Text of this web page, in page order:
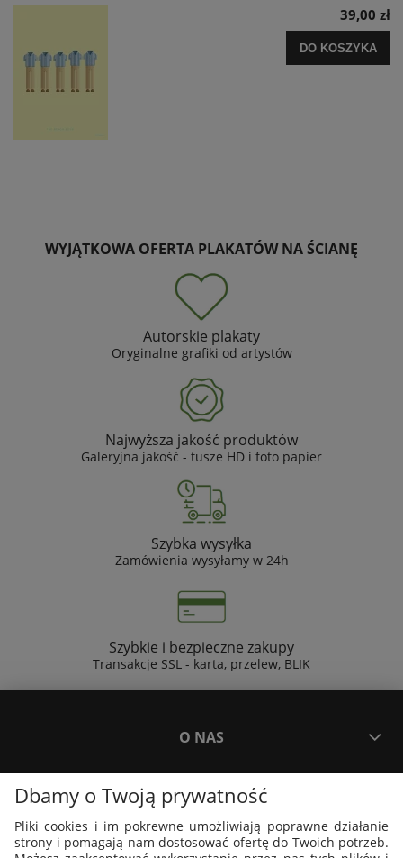
39,00 zł
DO KOSZYKA
WYJĄTKOWA OFERTA PLAKATÓW NA ŚCIANĘ
Autorskie plakaty
Oryginalne grafiki od artystów
Najwyższa jakość produktów
Galeryjna jakość - tusze HD i foto papier
Szybka wysyłka
Zamówienia wysyłamy w 24h
Szybkie i bezpieczne zakupy
Transakcje SSL - karta, przelew, BLIK
O NAS
PŁATNOŚCI I DOSTAWA
PLAKATY I GRAFIKI
Dbamy o Twoją prywatność
Pliki cookies i im pokrewne umożliwiają poprawne działanie
strony i pomagają nam dostosować ofertę do Twoich potrzeb.